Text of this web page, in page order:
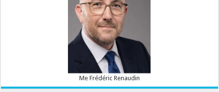
Me Frédéric Renaudin